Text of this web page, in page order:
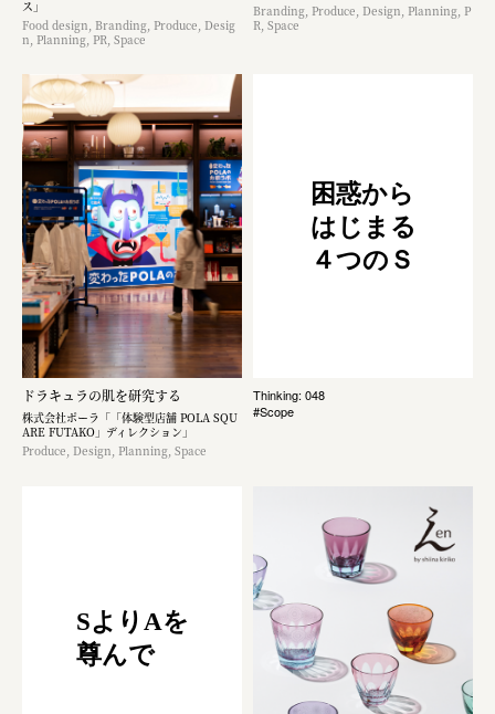
ス」
Food design, Branding, Produce, Desig
n, Planning, PR, Space
Branding, Produce, Design, Planning, P
R, Space
ドラキュラの肌を研究する
株式会社ポーラ「「体験型店舗 POLA SQU
ARE FUTAKO」ディレクション」
Produce, Design, Planning, Space
困惑から
はじまる
４つのＳ
Thinking: 048
#Scope
SよりAを
尊んで